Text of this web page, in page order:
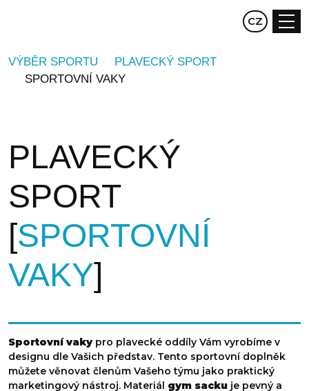
EN DE
CZ
VÝBĚR SPORTU
PLAVECKÝ SPORT
SPORTOVNÍ VAKY
PLAVECKÝ
SPORT
SPORTOVNÍ
VAKY
Sportovní vaky pro plavecké oddíly Vám vyrobíme v
designu dle Vašich představ. Tento sportovní doplněk
můžete věnovat členům Vašeho týmu jako praktický
marketingový nástroj. Materiál gym sacku je pevný a